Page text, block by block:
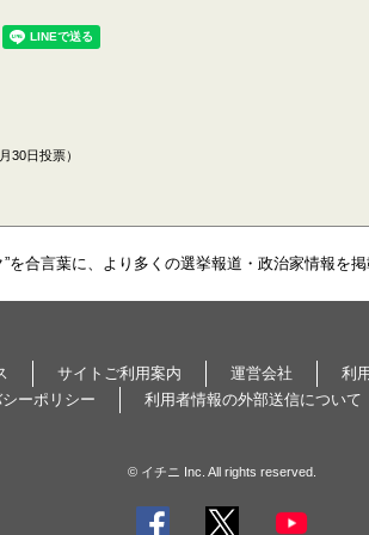
30日投票）
を合言葉に、より多くの選挙報道・政治家情報を
サイトご利用案内 運営会社 利
ーポリシー
利用者情報の外部送信について
© イチニ Inc. All rights reserved.